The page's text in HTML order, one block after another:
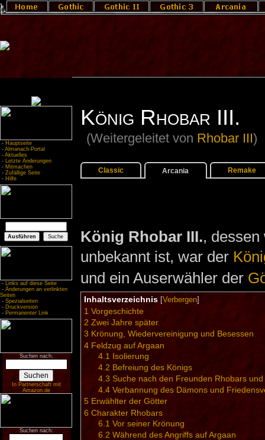
- Hauptseite
- Almanach-Portal
- Aktuelles
- Letzte Änderungen
- Mitmachen
- Zufällige Seite
- Hilfe
- Links auf diese Seite
- Änderungen an verlinkten
Seiten
- Spezialseiten
- Druckversion
- Permanenter Link
Suchen nach:
In Partnerschaft mit
Amazon.de
Suchen nach:
König Rhobar III.
(Weitergeleitet von Rhobar III)
Classic Arcania Remake
König Rhobar III.,
unbekannt ist, war der
und ein Auserwähler der
Inhaltsverzeichnis[Verbergen]
1 Vorgeschichte
2 Zwei Jahre später
3 Krönung, Wiedervereinigung und Besessen
4 Feldzug auf Argaan
4.1 Isolierung
4.2 Befreiung des Königs
4.3 Suche nach den Freunden Rhobars
4.4 Verbannung des Dämons und
5 Erwählter der Götter
6 Charakter Rhobars
6.1 Vor seiner Krönung
6.2 Während des Angriffs auf Argaan